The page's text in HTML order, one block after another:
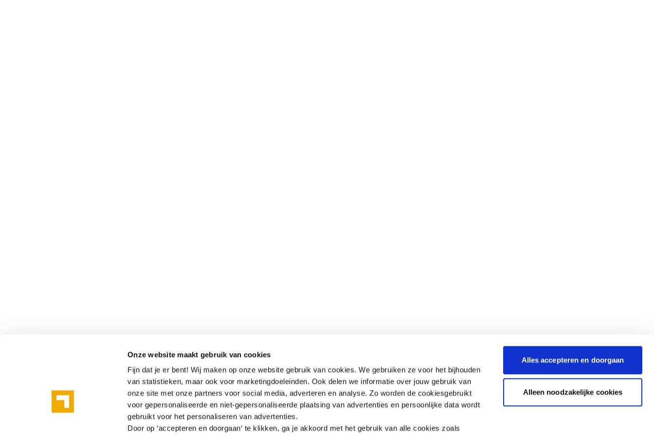
Onze website maakt gebruik van cookies
Fijn dat je er bent! Wij maken op onze website gebruik van cookies. We gebruiken ze voor het bijhouden
van statistieken, maar ook voor marketingdoeleinden. Ook delen we informatie over jouw gebruik van
onze site met onze partners voor social media, adverteren en analyse. Zo worden de cookiesgebruikt
voor gepersonaliseerde en niet-gepersonaliseerde plaatsing van advertenties en persoonlijke data wordt
gebruikt voor het personaliseren van advertenties.
Door op ‘accepteren en doorgaan‘ te klikken, ga je akkoord met het gebruik van alle cookies zoals
Alles accepteren en doorgaan
Alleen noodzakelijke cookies